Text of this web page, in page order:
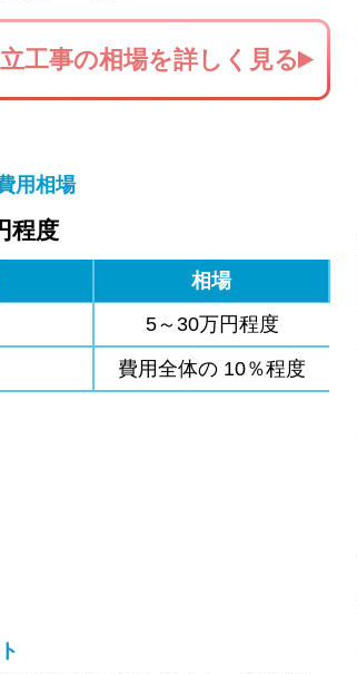
工事の相場を詳しく見る
用相場
程度
相場
5～30万円程度
費用全体の 10％程度